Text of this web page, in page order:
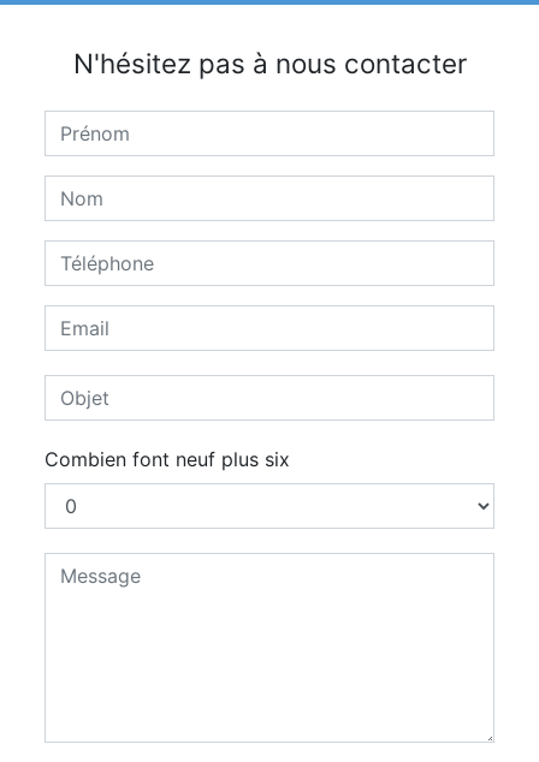
N'hésitez pas à nous contacter
Combien font neuf plus six